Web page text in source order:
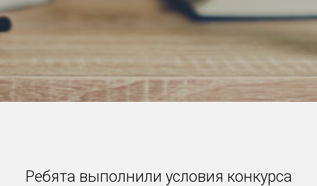
Ребята выполнили условия конкурса